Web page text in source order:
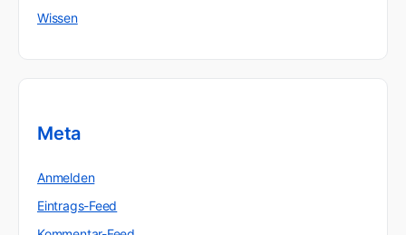
Wissen
Meta
Anmelden
Eintrags-Feed